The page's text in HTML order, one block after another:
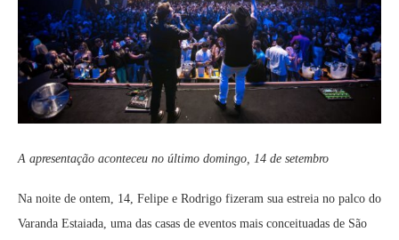
A apresentação aconteceu no último domingo, 14 de setembro
Na noite de ontem, 14, Felipe e Rodrigo fizeram sua estreia no palco do
Varanda Estaiada, uma das casas de eventos mais conceituadas de São